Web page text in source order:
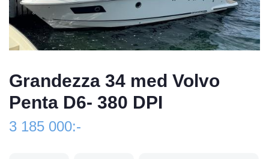
Grandezza 34 med Volvo
Penta D6- 380 DPI
3 185 000:-